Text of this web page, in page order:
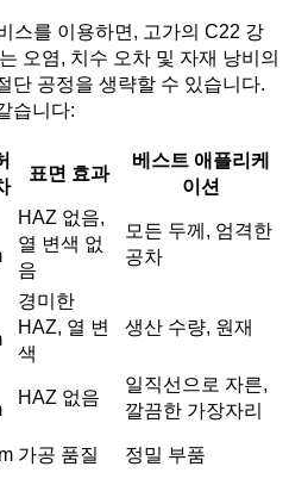
스를 이용하면, 고가의 C22 강
오염, 치수 오차 및 자재 낭비의
단 공정을 생략할 수 있습니다.
습니다:
표면 효과
베스트 애플리케
이션
HAZ 없음,
열 변색 없
음
모든 두께, 엄격한
공차
경미한
HAZ, 열 변
색
생산 수량, 원재
HAZ 없음
일직선으로 자른,
깔끔한 가장자리
가공 품질 정밀 부품